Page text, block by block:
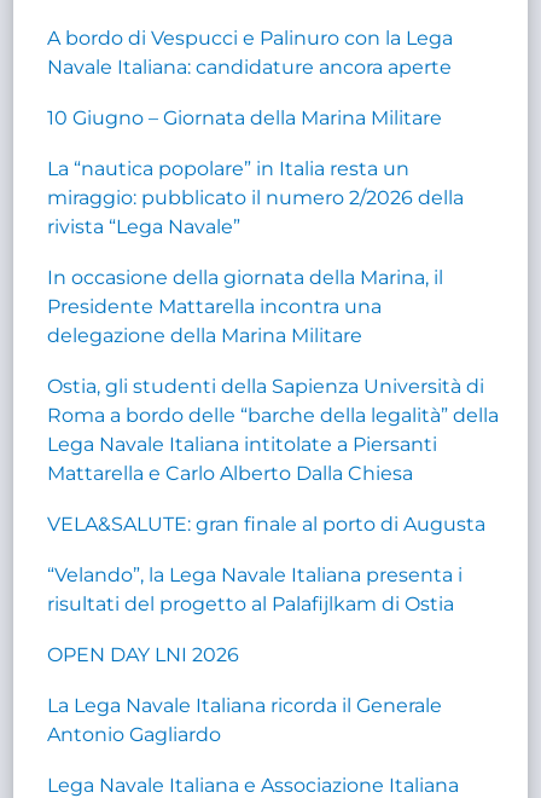
A bordo di Vespucci e Palinuro con la Lega
Navale Italiana: candidature ancora aperte
10 Giugno – Giornata della Marina Militare
La “nautica popolare” in Italia resta un
miraggio: pubblicato il numero 2/2026 della
rivista “Lega Navale”
In occasione della giornata della Marina, il
Presidente Mattarella incontra una
delegazione della Marina Militare
Ostia, gli studenti della Sapienza Università di
Roma a bordo delle “barche della legalità” della
Lega Navale Italiana intitolate a Piersanti
Mattarella e Carlo Alberto Dalla Chiesa
VELA&SALUTE: gran finale al porto di Augusta
“Velando”, la Lega Navale Italiana presenta i
risultati del progetto al Palafijlkam di Ostia
OPEN DAY LNI 2026
La Lega Navale Italiana ricorda il Generale
Antonio Gagliardo
Lega Navale Italiana e Associazione Italiana